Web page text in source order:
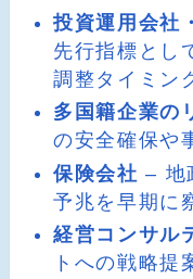
投資運用会社
先行指標とし
調整タイミン
多国籍企業の
の安全確保や
保険会社 – 地
予兆を早期に
経営コンサル
トへの戦略提